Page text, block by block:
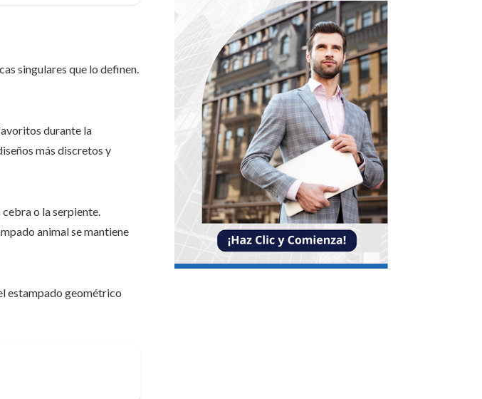
singulares que lo definen.
durante la
más discretos y
o la serpiente.
animal se mantiene
estampado geométrico